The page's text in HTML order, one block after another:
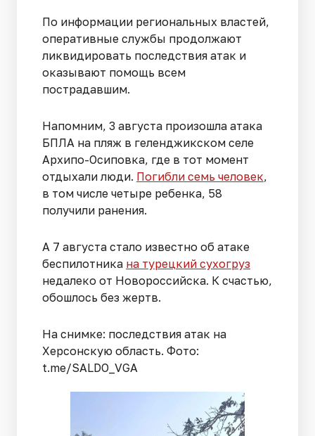
По информации региональных властей,
оперативные службы продолжают
ликвидировать последствия атак и
оказывают помощь всем
пострадавшим.
Напомним, 3 августа произошла атака
БПЛА на пляж в геленджикском селе
Архипо-Осиповка, где в тот момент
отдыхали люди. Погибли семь человек,
в том числе четыре ребенка, 58
получили ранения.
А 7 августа стало известно об атаке
беспилотника на турецкий сухогруз
недалеко от Новороссийска. К счастью,
обошлось без жертв.
На снимке: последствия атак на
Херсонскую область. Фото:
t.me/SALDO_VGA